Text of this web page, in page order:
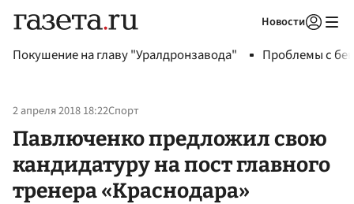
Новости
Покушение на главу "Уралдронзавода" Проблемы с
2 апреля 2018 18:22Спорт
Павлюченко предложил свою
кандидатуру на пост главного
тренера «Краснодара»